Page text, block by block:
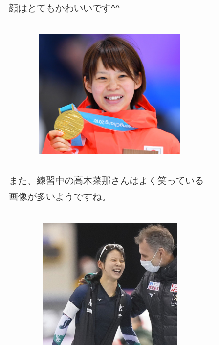
顔はとてもかわいいです^^
また、練習中の高木菜那さんはよく笑っている
画像が多いようですね。